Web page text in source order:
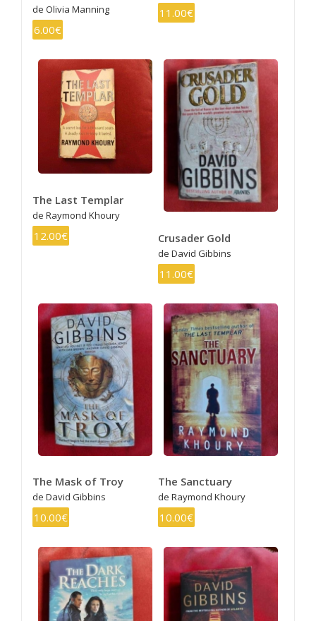
de Olivia Manning
6.00€
11.00€
The Last Templar
de Raymond Khoury
12.00€ Crusader Gold
de David Gibbins
11.00€
The Mask of Troy
de David Gibbins
10.00€
The Sanctuary
de Raymond Khoury
10.00€